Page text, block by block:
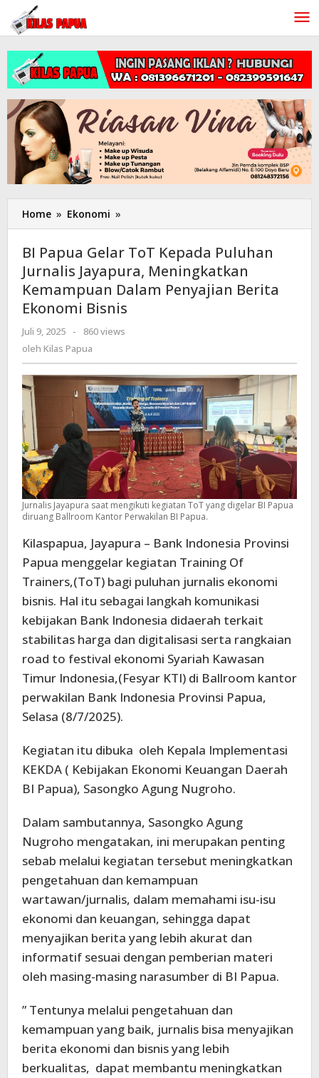
Lewati
konten
Home » Ekonomi »
Papua
ToT
Kepada
Puluhan
Jurnalis
Meningkatkan
Dalam
Penyajian
Berita
Ekonomi
Bisnis
BI Papua Gelar ToT Kepada Puluhan
Jurnalis Jayapura, Meningkatkan
Kemampuan Dalam Penyajian Berita
Ekonomi Bisnis
Juli 9, 2025
oleh
Kilas
Papua
-
860 views
oleh Kilas Papua
Jurnalis Jayapura saat mengikuti kegiatan ToT yang digelar BI Papua
diruang Ballroom Kantor Perwakilan BI Papua.
Kilaspapua, Jayapura – Bank Indonesia Provinsi
Papua menggelar kegiatan Training Of
Trainers,(ToT) bagi puluhan jurnalis ekonomi
bisnis. Hal itu sebagai langkah komunikasi
kebijakan Bank Indonesia didaerah terkait
stabilitas harga dan digitalisasi serta rangkaian
road to festival ekonomi Syariah Kawasan
Timur Indonesia,(Fesyar KTI) di Ballroom kantor
perwakilan Bank Indonesia Provinsi Papua,
Selasa (8/7/2025).
Kegiatan itu dibuka oleh Kepala Implementasi
KEKDA ( Kebijakan Ekonomi Keuangan Daerah
BI Papua), Sasongko Agung Nugroho.
Dalam sambutannya, Sasongko Agung
Nugroho mengatakan, ini merupakan penting
sebab melalui kegiatan tersebut meningkatkan
pengetahuan dan kemampuan
wartawan/jurnalis, dalam memahami isu-isu
ekonomi dan keuangan, sehingga dapat
menyajikan berita yang lebih akurat dan
informatif sesuai dengan pemberian materi
oleh masing-masing narasumber di BI Papua.
” Tentunya melalui pengetahuan dan
kemampuan yang baik, jurnalis bisa menyajikan
berita ekonomi dan bisnis yang lebih
berkualitas, dapat membantu meningkatkan